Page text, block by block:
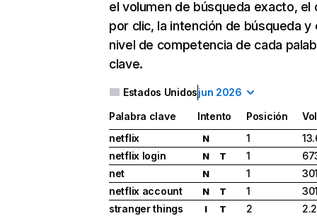
el volumen de búsqueda exacto, el
por clic, la intención de búsqueda y
nivel de competencia de cada
clave.
Estados Unidosjun 2026
Palabra clave Intento Posición
netflix
N 1
netflix login
N T 1
net
N 1
netflix account
N T 1
stranger things
I T 2